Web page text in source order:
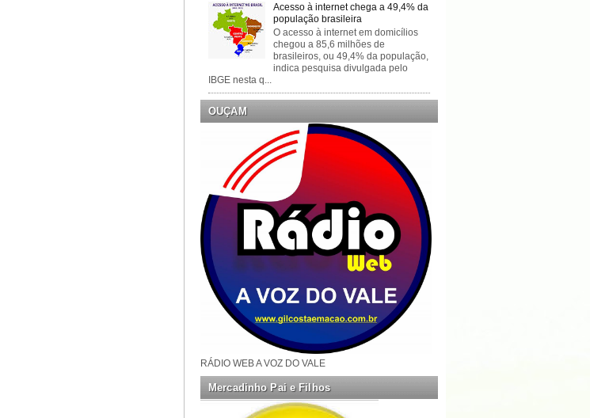
Acesso à internet chega a 49,4% da
população brasileira
O acesso à internet em domicílios
chegou a 85,6 milhões de
brasileiros, ou 49,4% da população,
indica pesquisa divulgada pelo
IBGE nesta q...
OUÇAM
RÁDIO WEB A VOZ DO VALE
Mercadinho Pai e Filhos